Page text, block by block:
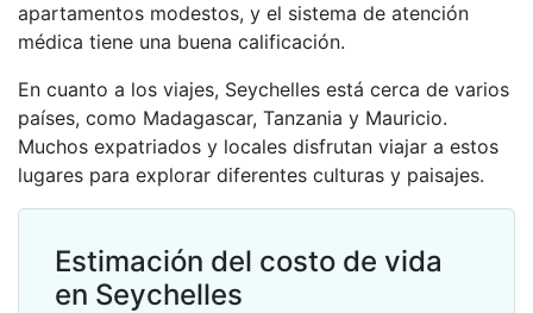
apartamentos modestos, y el sistema de atención
médica tiene una buena calificación.
En cuanto a los viajes, Seychelles está cerca de varios
países, como Madagascar, Tanzania y Mauricio.
Muchos expatriados y locales disfrutan viajar a estos
lugares para explorar diferentes culturas y paisajes.
Estimación del costo de vida
en Seychelles